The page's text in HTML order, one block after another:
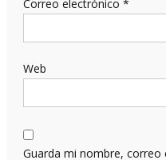
Correo electrónico *
Web
Guarda mi nombre,